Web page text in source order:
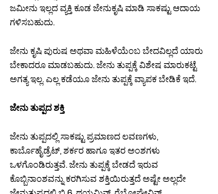
ಜಮೀನು ಇಲ್ಲದ ವ್ಯಕ್ತಿ ಕೂಡ ಜೇನುಕೃಷಿ ಮಾಡಿ ಸಾಕಷ್ಟು ಆದಾಯ
ಗಳಿಸಬಹುದು.
ಜೇನು ಕೃಷಿ ಪುರುಷ ಅಥವಾ ಮಹಿಳೆಯೆಂಬ ಬೇದವಿಲ್ಲದೆ ಯಾರು
ಬೇಕಾದರೂ ಮಾಡಬಹುದು. ಜೇನು ತುಪ್ಪಕ್ಕೆ ವಿಶೇಷ ಮಾರುಕಟ್ಟೆ
ಅಗತ್ಯ ಇಲ್ಲ. ಎಲ್ಲ ಕಡೆಯೂ ಜೇನು ತುಪ್ಪಕ್ಕೆ ವ್ಯಾಪಕ ಬೇಡಿಕೆ ಇದೆ.
ಜೇನು ತುಪ್ಪದ ಶಕ್ತಿ
ಜೇನು ತುಪ್ಪದಲ್ಲಿ ಸಾಕಷ್ಟು ಪ್ರಮಾಣದ ಲವಣಗಳು,
ಕಾರ್ಬೊಹೈಡ್ರೆಟ್, ಶರ್ಕರ ಹಾಗೂ ಇತರ ಅಂಶಗಳು
ಒಳಗೊಂಡಿರುತ್ತವೆ. ಜೇನು ತುಪ್ಪಕ್ಕೆ ಬೇಡದೆ ಇರುವ
ಕೊಬ್ಬಿನಾಂಶವನ್ನು ಕರಗಿಸುವ ಶಕ್ತಿಯಿರುತ್ತದೆ ಅಷ್ಟೇ ಅಲ್ಲದೇ